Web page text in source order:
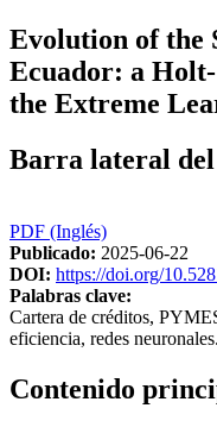
Evolution of the
Ecuador: a
the Extreme
Barra lateral
PDF (Inglés)
Publicado: 2025-06-22
DOI: https://doi.org/
Palabras clave:
Cartera de créditos,
eficiencia, redes neuronales.
Contenido